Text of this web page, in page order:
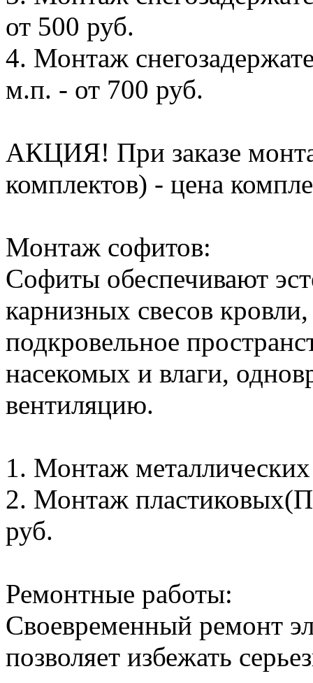
от 500 руб.
4. Монтаж
м.п. - от 700 руб.
АКЦИЯ! При заказе
комплектов) - цена
Монтаж софитов:
Софиты обеспечивают
карнизных свесов
подкровельное
насекомых и влаги,
вентиляцию.
1. Монтаж
2. Монтаж
руб.
Ремонтные работы:
Своевременный ремонт
позволяет избежать